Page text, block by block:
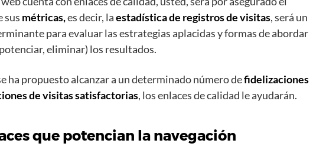
sus métricas,es decir, laestadística de registros de visitas, será un
para evaluar las estrategias aplacidas y formas de abordar
eliminar) los resultados.
ha propuesto alcanzar a un determinado número defidelizaciones
de visitas satisfactorias, los enlaces de calidad le ayudarán.
que potencian la navegación